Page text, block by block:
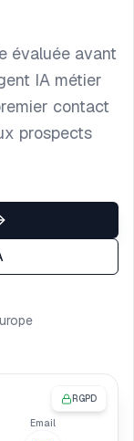
évaluée avant
IA métier
contact
prospects
Email
RGPD